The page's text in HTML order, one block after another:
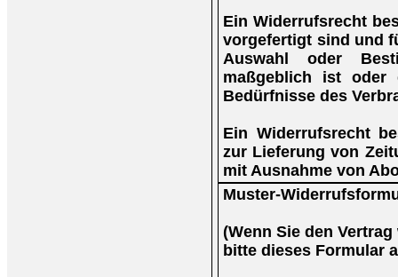
Ein Widerrufsrecht
vorgefertigt sind und
Auswahl oder
maßgeblich ist oder
Bedürfnisse des
Ein Widerrufsrecht
zur Lieferung von
mit Ausnahme von
Muster-
(Wenn Sie den
bitte dieses Formular